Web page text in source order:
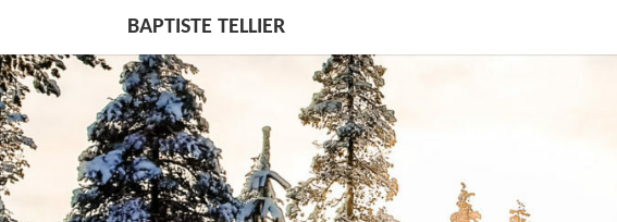
BAPTISTE TELLIER